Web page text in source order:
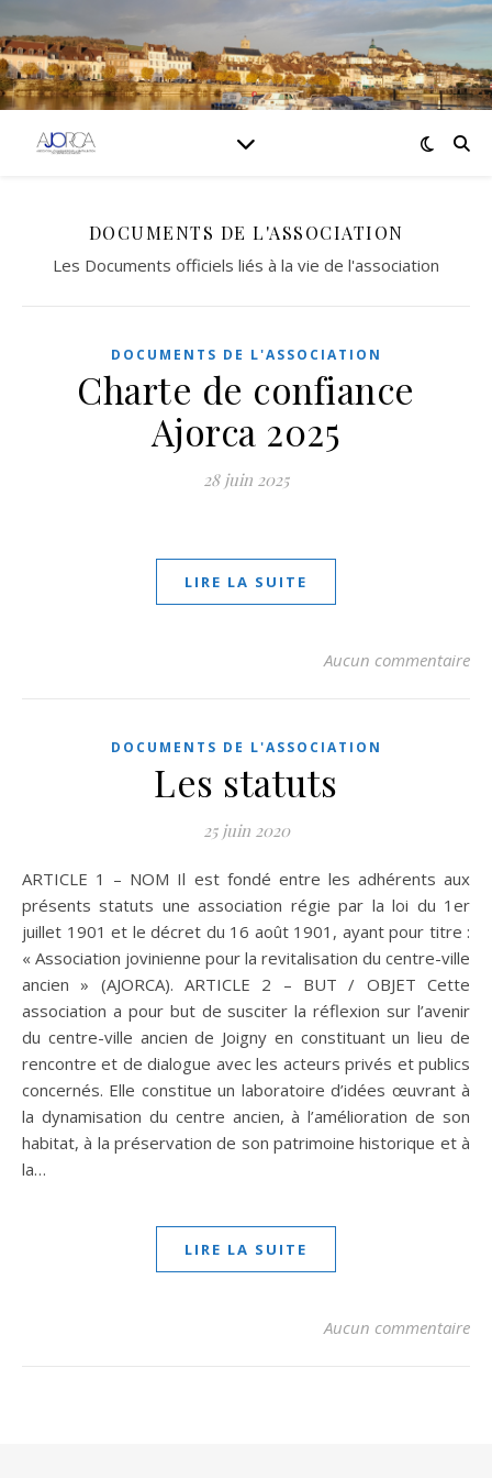
DOCUMENTS DE L'ASSOCIATION
Les Documents officiels liés à la vie de l'association
DOCUMENTS DE L'ASSOCIATION
Charte de confiance
Ajorca 2025
28 juin 2025
LIRE LA SUITE
Aucun commentaire
DOCUMENTS DE L'ASSOCIATION
Les statuts
25 juin 2020
ARTICLE 1 – NOM Il est fondé entre les adhérents aux
présents statuts une association régie par la loi du 1er
juillet 1901 et le décret du 16 août 1901, ayant pour titre :
« Association jovinienne pour la revitalisation du centre-ville
ancien » (AJORCA). ARTICLE 2 – BUT / OBJET Cette
association a pour but de susciter la réflexion sur l’avenir
du centre-ville ancien de Joigny en constituant un lieu de
rencontre et de dialogue avec les acteurs privés et publics
concernés. Elle constitue un laboratoire d’idées œuvrant à
la dynamisation du centre ancien, à l’amélioration de son
habitat, à la préservation de son patrimoine historique et à
la…
LIRE LA SUITE
Aucun commentaire